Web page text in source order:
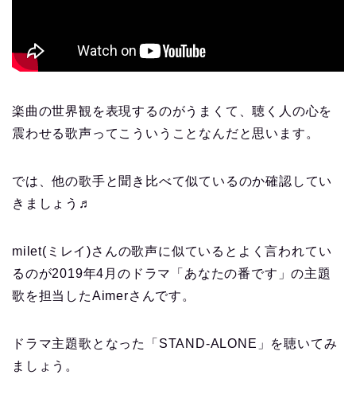
楽曲の世界観を表現するのがうまくて、聴く人の心を
震わせる歌声ってこういうことなんだと思います。
では、他の歌手と聞き比べて似ているのか確認してい
きましょう♬
milet(ミレイ)さんの歌声に似ているとよく言われてい
るのが2019年4月のドラマ「あなたの番です」の主題
歌を担当したAimerさんです。
ドラマ主題歌となった「STAND-ALONE」を聴いてみ
ましょう。